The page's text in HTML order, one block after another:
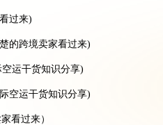
过来)
的跨境卖家看过来)
运干货知识分享)
空运干货知识分享)
看过来）